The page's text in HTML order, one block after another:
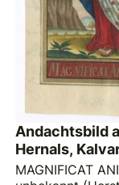
Andachtsbild
Hernals,
MAGNIFICAT